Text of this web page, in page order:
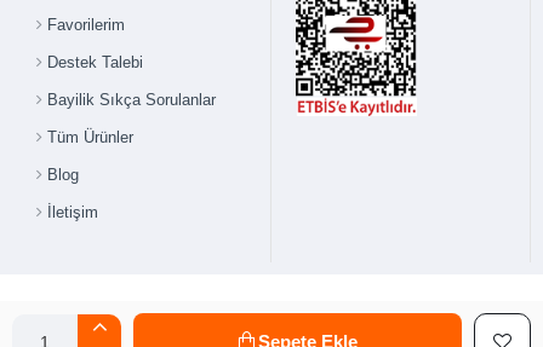
Sepete Ekle
Favorilerim
Destek Talebi
Bayilik Sıkça Sorulanlar
Tüm Ürünler
Blog
İletişim